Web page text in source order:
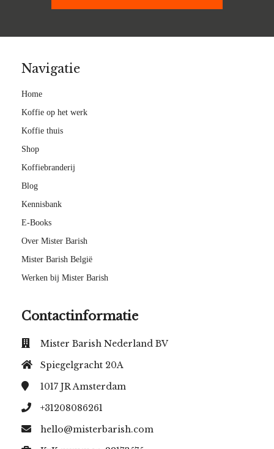
Navigatie
Home
Koffie op het werk
Koffie thuis
Shop
Koffiebranderij
Blog
Kennisbank
E-Books
Over Mister Barish
Mister Barish België
Werken bij Mister Barish
Contactinformatie
Mister Barish Nederland BV
Spiegelgracht 20A
1017 JRAmsterdam
+31208086261
hello@misterbarish.com